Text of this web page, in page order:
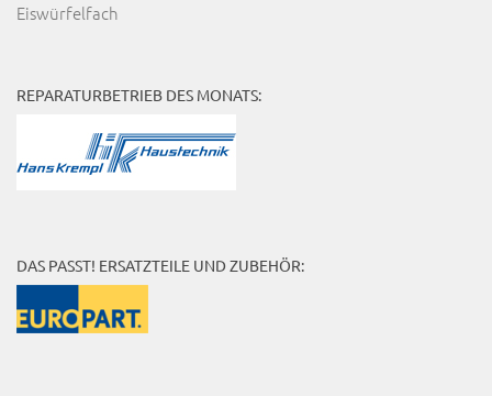
Eiswürfelfach
REPARATURBETRIEB DES MONATS:
DAS PASST! ERSATZTEILE UND ZUBEHÖR: